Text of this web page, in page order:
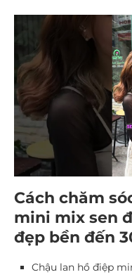
Cách chăm
mini mix sen
đẹp bền đến
Chậu lan hồ điệp